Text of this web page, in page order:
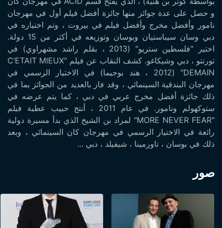
و حصل على عدة جوائز منها جائزة أفضل فيلم أول في مهرجان
نامور وأفضل مخرج وأفضل فيلم في بيروت ، وتم اختياره في
دبي وسان سيباستيان وبوسان وتوزيعه في أكثر من 15 دولة.
اختير "فلسطين ستريو" (2013 ، بقلم راشد مشهراوي) في
تورنتو ، دبي وشيكاغو. كشف النقاب عن فيلم "C’ETAIT MIEUX
DEMAIN" (2012 ، هند بوجيما) في الاختيار الرسمي في
مهرجان البندقية السينمائي ، وقد فاز بالعديد من الجوائز بما في
ذلك جائزة أفضل مخرج عربي في دبي ، كما يتم عرضه في
ستوكهولم ونامور. في عام 2011 ، أنتج حبيب عطية فيلم
"MORE NEVER FEAR" لمراد بن الشيخ الذي بدأ مسيرة دولية
رائعة في الاختيار الرسمي في مهرجان كان السينمائي ، وبعد
ذلك في بوسان ، تاورمينا ، شيفيلد ، دبي ...
صور